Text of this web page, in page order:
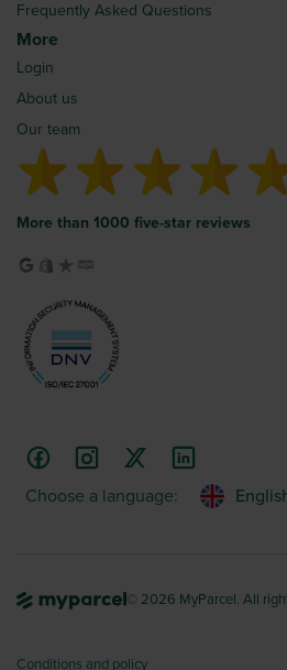
Frequently Asked Questions
More
Login
About us
Our team
More than 1000 five-star reviews
Choose a language:
© 2026 MyParcel. All
Conditions and policy